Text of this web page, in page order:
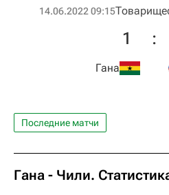
14.06.2022 09:15
Гана
1 :
Последние матчи
Гана - Чили.